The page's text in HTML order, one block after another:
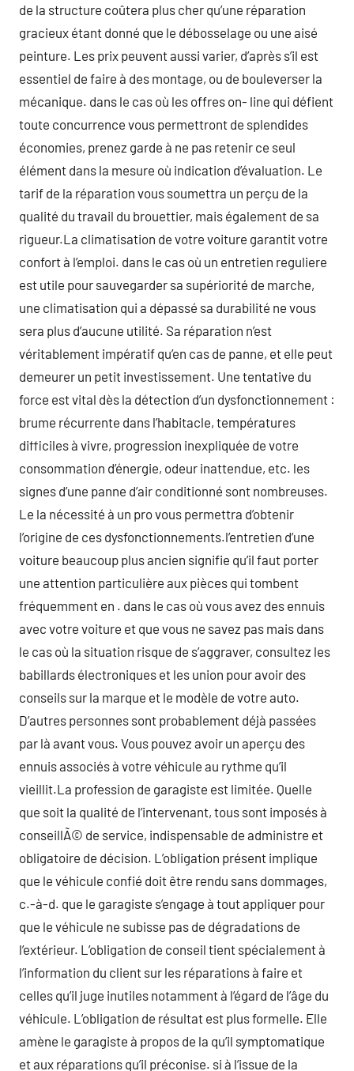
de la structure coûtera plus cher qu’une réparation
gracieux étant donné que le débosselage ou une aisé
peinture. Les prix peuvent aussi varier, d’après s’il est
essentiel de faire à des montage, ou de bouleverser la
mécanique. dans le cas où les offres on- line qui défient
toute concurrence vous permettront de splendides
économies, prenez garde à ne pas retenir ce seul
élément dans la mesure où indication d’évaluation. Le
tarif de la réparation vous soumettra un perçu de la
qualité du travail du brouettier, mais également de sa
rigueur.La climatisation de votre voiture garantit votre
confort à l’emploi. dans le cas où un entretien reguliere
est utile pour sauvegarder sa supériorité de marche,
une climatisation qui a dépassé sa durabilité ne vous
sera plus d’aucune utilité. Sa réparation n’est
véritablement impératif qu’en cas de panne, et elle peut
demeurer un petit investissement. Une tentative du
force est vital dès la détection d’un dysfonctionnement :
brume récurrente dans l’habitacle, températures
difficiles à vivre, progression inexpliquée de votre
consommation d’énergie, odeur inattendue, etc. les
signes d’une panne d’air conditionné sont nombreuses.
Le la nécessité à un pro vous permettra d’obtenir
l’origine de ces dysfonctionnements.l’entretien d’une
voiture beaucoup plus ancien signifie qu’il faut porter
une attention particulière aux pièces qui tombent
fréquemment en . dans le cas où vous avez des ennuis
avec votre voiture et que vous ne savez pas mais dans
le cas où la situation risque de s’aggraver, consultez les
babillards électroniques et les union pour avoir des
conseils sur la marque et le modèle de votre auto.
D’autres personnes sont probablement déjà passées
par là avant vous. Vous pouvez avoir un aperçu des
ennuis associés à votre véhicule au rythme qu’il
vieillit.La profession de garagiste est limitée. Quelle
que soit la qualité de l’intervenant, tous sont imposés à
conseillÃ© de service, indispensable de administre et
obligatoire de décision. L’obligation présent implique
que le véhicule confié doit être rendu sans dommages,
c.-à-d. que le garagiste s’engage à tout appliquer pour
que le véhicule ne subisse pas de dégradations de
l’extérieur. L’obligation de conseil tient spécialement à
l’information du client sur les réparations à faire et
celles qu’il juge inutiles notamment à l’égard de l’âge du
véhicule. L’obligation de résultat est plus formelle. Elle
amène le garagiste à propos de la qu’il symptomatique
et aux réparations qu’il préconise. si à l’issue de la